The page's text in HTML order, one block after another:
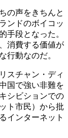
の声をきちんと
ンドのボイコッ
手段となった。
消費する価値が
行動なのだ。
スチャン・ディ
国で強い非難を
シビションでの
ト市民）から批
インターネット